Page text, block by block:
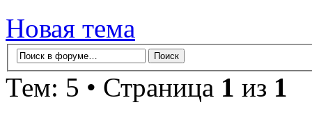
Новая тема
Тем: 5 • Страница 1 из 1